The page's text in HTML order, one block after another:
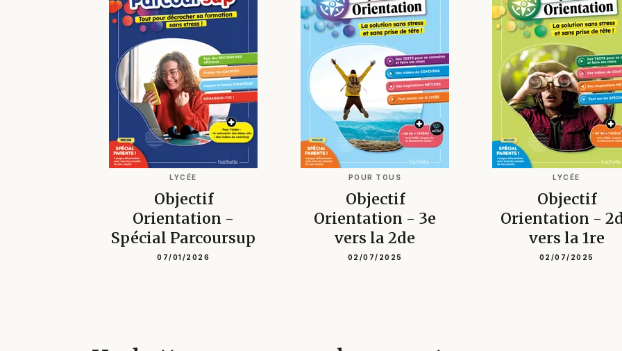
LYCÉE
Objectif
Orientation -
Spécial Parcoursup
07/01/2026
POUR TOUS
Objectif
Orientation - 3e
vers la 2de
02/07/2025
LYCÉE
Objectif
Orientation -
vers la 1re
02/07/2025